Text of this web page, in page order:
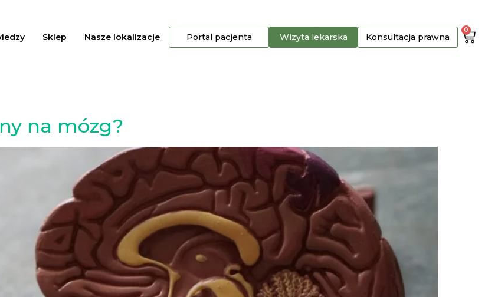
Sklep Nasze lokalizacje Portal pacjenta Wizyta lekarska Konsultacja prawna
0
na mózg?